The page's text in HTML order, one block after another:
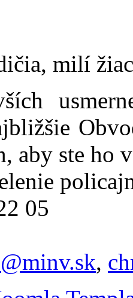
milí
aby ste ho
05
,